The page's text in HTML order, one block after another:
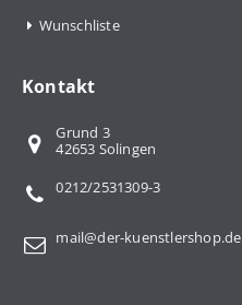
Wunschliste
Kontakt
Grund 3
42653 Solingen
0212/2531309-3
mail@der-kuenstlershop.de